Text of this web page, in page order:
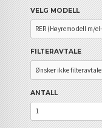
VELG MODELL
FILTERAVTALE
ANTALL